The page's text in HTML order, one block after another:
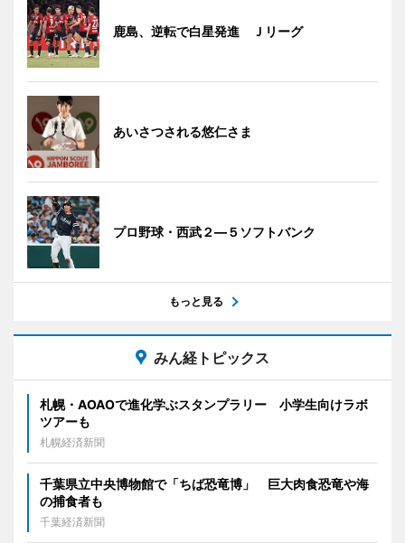
鹿島、逆転で白星発進 Ｊリーグ
あいさつされる悠仁さま
プロ野球・西武２―５ソフトバンク
もっと見る
みん経トピックス
札幌・AOAOで進化学ぶスタンプラリー 小学生向けラボ
ツアーも
札幌経済新聞
千葉県立中央博物館で「ちば恐竜博」 巨大肉食恐竜や海
の捕食者も
千葉経済新聞